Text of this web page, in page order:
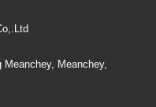
Meanchey,